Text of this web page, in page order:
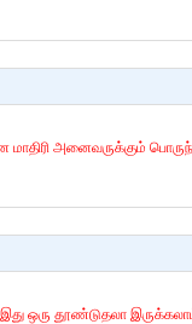
அனைவருக்கும்
ஒரு தூண்டுதலா